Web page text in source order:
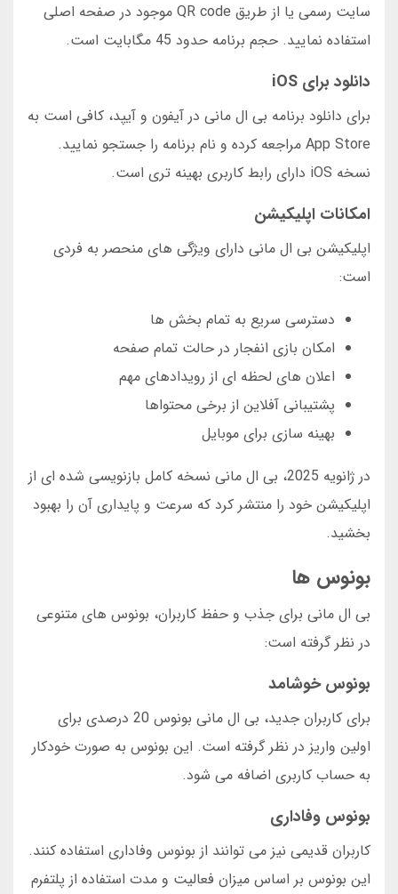
سایت رسمی یا از طریق QR code موجود در صفحه اصلی
استفاده نمایید. حجم برنامه حدود 45 مگابایت است.
دانلود برای iOS
برای دانلود برنامه بی ال مانی در آیفون و آیپد، کافی است به
App Store مراجعه کرده و نام برنامه را جستجو نمایید.
نسخه iOS دارای رابط کاربری بهینه تری است.
امکانات اپلیکیشن
اپلیکیشن بی ال مانی دارای ویژگی های منحصر به فردی
است:
دسترسی سریع به تمام بخش ها
امکان بازی انفجار در حالت تمام صفحه
اعلان های لحظه ای از رویدادهای مهم
پشتیبانی آفلاین از برخی محتواها
بهینه سازی برای موبایل
در ژانویه 2025، بی ال مانی نسخه کامل بازنویسی شده ای از
اپلیکیشن خود را منتشر کرد که سرعت و پایداری آن را بهبود
بخشید.
بونوس ها
بی ال مانی برای جذب و حفظ کاربران، بونوس های متنوعی
در نظر گرفته است:
بونوس خوشامد
برای کاربران جدید، بی ال مانی بونوس 20 درصدی برای
اولین واریز در نظر گرفته است. این بونوس به صورت خودکار
به حساب کاربری اضافه می شود.
بونوس وفاداری
کاربران قدیمی نیز می توانند از بونوس وفاداری استفاده کنند.
این بونوس بر اساس میزان فعالیت و مدت استفاده از پلتفرم